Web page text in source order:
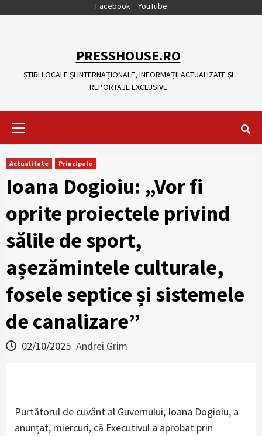
Facebook YouTube
PRESSHOUSE.RO
ȘTIRI LOCALE ȘI INTERNAȚIONALE, INFORMAȚII ACTUALIZATE ȘI
REPORTAJE EXCLUSIVE
Actualitate Principale
Ioana Dogioiu: „Vor fi
oprite proiectele privind
sălile de sport,
așezămintele culturale,
fosele septice și sistemele
de canalizare”
02/10/2025 Andrei Grim
Purtătorul de cuvânt al Guvernului, Ioana Dogioiu, a
anunțat, miercuri, că Executivul a aprobat prin